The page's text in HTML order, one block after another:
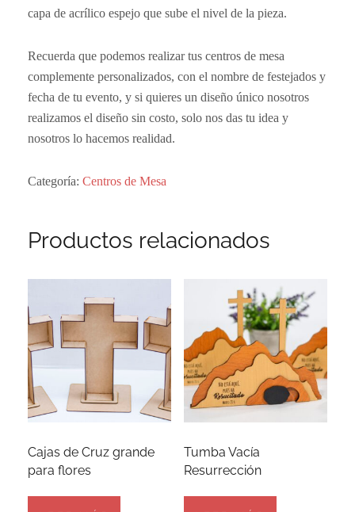
capa de acrílico espejo que sube el nivel de la pieza.
Recuerda que podemos realizar tus centros de mesa
complemente personalizados, con el nombre de festejados y
fecha de tu evento, y si quieres un diseño único nosotros
realizamos el diseño sin costo, solo nos das tu idea y
nosotros lo hacemos realidad.
Categoría: Centros de Mesa
Productos relacionados
Cajas de Cruz grande
para flores
Tumba Vacía
Resurrección